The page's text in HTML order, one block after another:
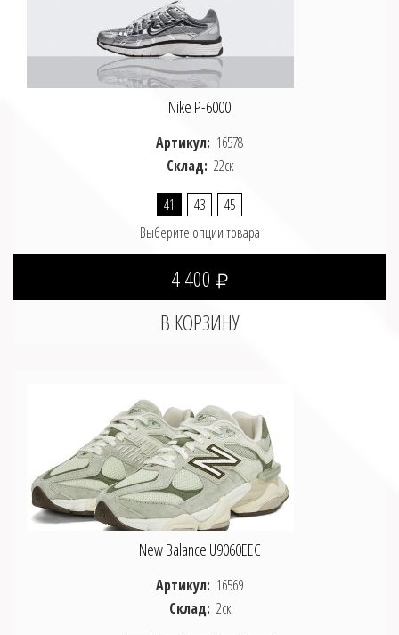
Nike P-6000
Артикул: 16578
Склад: 22ск
41 43
45
Выберите опции товара
4 400
New Balance U9060EEC
Артикул: 16569
Склад: 2ск